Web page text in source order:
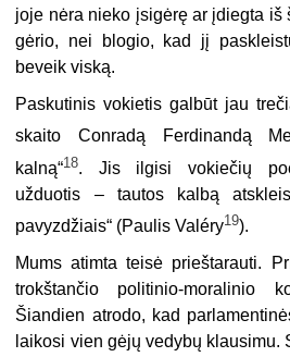
joje nėra nieko įsigėrę ar įdiegta iš
gėrio, nei blogio, kad jį
beveik viską.
Paskutinis vokietis galbūt jau
skaito Conradą Ferdinandą
kalną“18. Jis ilgisi vokiečių
užduotis – tautos kalbą
pavyzdžiais“ (Paulis Valéry19).
Mums atimta teisė prieštarauti.
trokštančio politinio-moralinio
Šiandien atrodo, kad
laikosi vien gėjų vedybų klausimu.